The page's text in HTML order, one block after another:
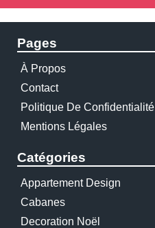
Pages
À Propos
Contact
Politique De Confidentialité
Mentions Légales
Catégories
Appartement Design
Cabanes
Decoration Noël